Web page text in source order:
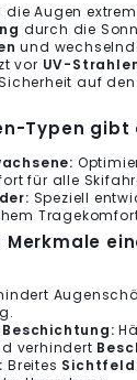
Augen
durch die
und
vor UV-
auf den
Typen gibt
für alle
Speziell
verhindert
Breites Sichtfeld